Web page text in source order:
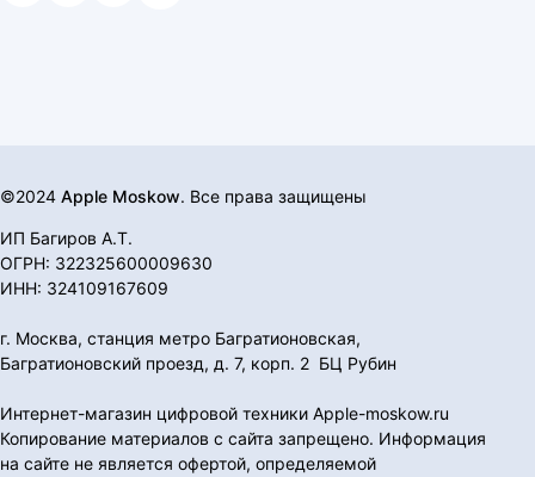
©2024 Apple Moskow. Все права защищены
ИП Багиров А.Т.
ОГРН: 322325600009630
ИНН: 324109167609
г. Москва, станция метро Багратионовская,
Багратионовский проезд, д. 7, корп. 2 БЦ Рубин
Интернет-магазин цифровой техники Apple-moskow.ru
Копирование материалов с сайта запрещено. Информация
на сайте не является офертой, определяемой